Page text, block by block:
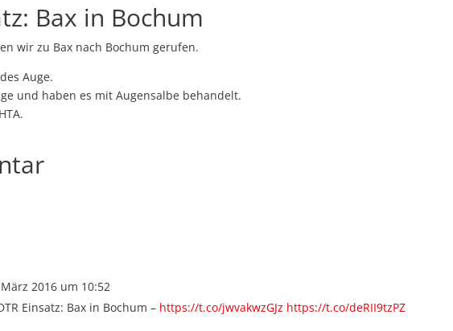
Bax in Bochum
wir zu Bax nach Bochum gerufen.
Auge.
und haben es mit Augensalbe behandelt.
2016 um 10:52
Einsatz: Bax in Bochum – https://t.co/jwvakwzGJz https://t.co/deRII9tzPZ